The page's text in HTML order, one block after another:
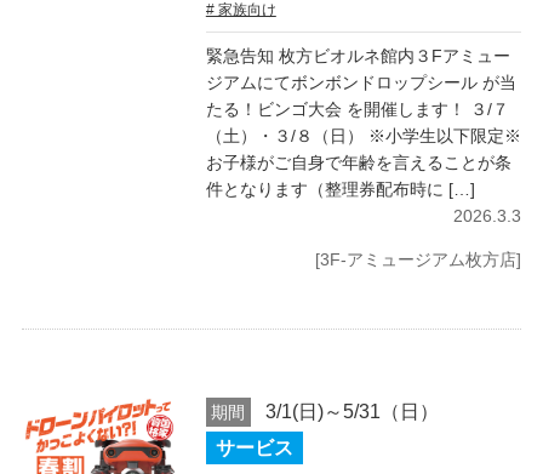
# 家族向け
緊急告知 枚方ビオルネ館内３Fアミュー
ジアムにてボンボンドロップシール が当
たる！ビンゴ大会 を開催します！ ３/７
（土）・３/８（日） ※小学生以下限定※
お子様がご自身で年齢を言えることが条
件となります（整理券配布時に […]
2026.3.3
[3F-アミュージアム枚方店]
期間 3/1(日)～5/31（日）
サービス